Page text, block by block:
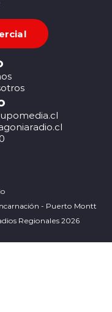
- Puerto Montt
Regionales 2026